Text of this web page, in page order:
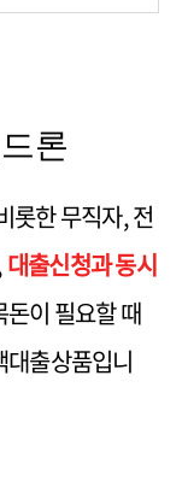
론
롯한 무직자, 전
대출신청과 동시
이 필요할 때
대출상품입니